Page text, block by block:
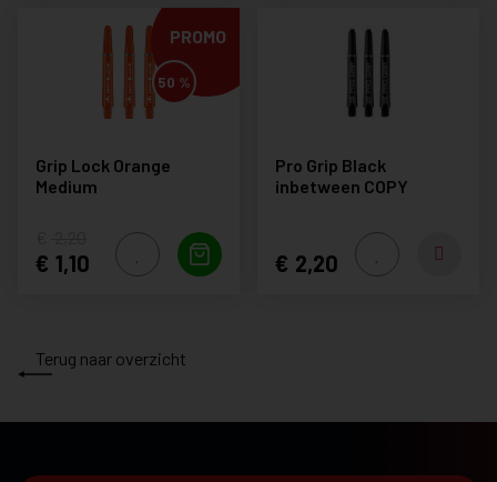
PROMO
50 %
Grip Lock Orange
Medium
1,10
Pro Grip Black
inbetween COPY
2,20
Terug naar overzicht